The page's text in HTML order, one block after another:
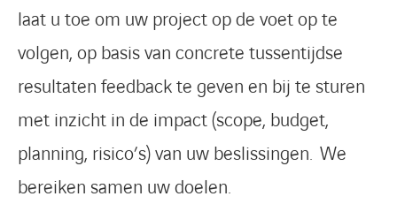
laat u toe om uw project op de voet op te
volgen, op basis van concrete tussentijdse
resultaten feedback te geven en bij te sturen
met inzicht in de impact (scope, budget,
planning, risico’s) van uw beslissingen. We
bereiken samen uw doelen.